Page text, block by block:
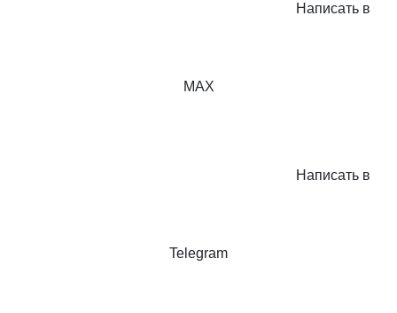
Написать в
MAX
Написать в
Telegram